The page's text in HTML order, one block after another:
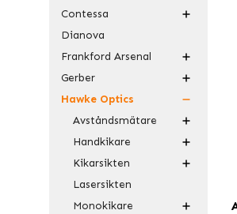
Contessa
Dianova
Frankford Arsenal
Gerber
Hawke Optics
Avståndsmätare
Handkikare
Kikarsikten
Lasersikten
Monokikare